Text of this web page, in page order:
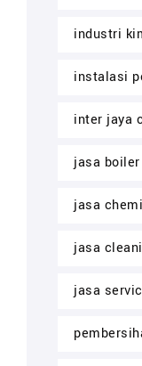
industri
instalasi
inter jaya
jasa
jasa
jasa
jasa